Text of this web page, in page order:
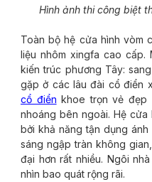
Hình ảnh thi công biệt
Toàn bộ hệ cửa hình vòm
liệu nhôm xingfa cao
kiến trúc phương Tây:
gặp ở các lâu đài cổ điển
cổ điển khoe trọn vẻ đẹp
nhoáng bên ngoài. Hệ
bởi khả năng tận dụng
sáng ngập tràn không gian,
đại hơn rất nhiều. Ngôi
nhìn bao quát rộng rãi.